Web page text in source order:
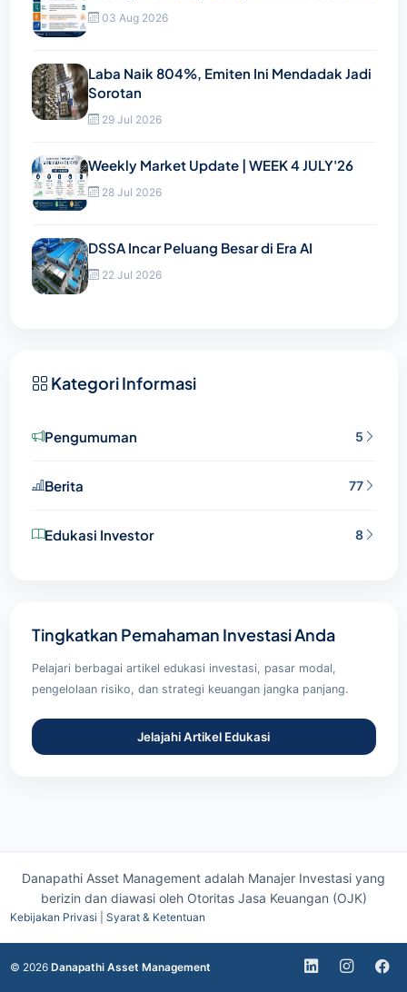
03 Aug 2026
Laba Naik 804%, Emiten Ini Mendadak Jadi
Sorotan
29 Jul 2026
Weekly Market Update | WEEK 4 JULY'26
28 Jul 2026
DSSA Incar Peluang Besar di Era AI
22 Jul 2026
Kategori Informasi
Pengumuman 5
Berita 77
Edukasi Investor 8
Tingkatkan Pemahaman Investasi Anda
Pelajari berbagai artikel edukasi investasi, pasar modal,
pengelolaan risiko, dan strategi keuangan jangka panjang.
Jelajahi Artikel Edukasi
Danapathi Asset Management adalah Manajer Investasi yang
berizin dan diawasi oleh Otoritas Jasa Keuangan (OJK)
Kebijakan Privasi Syarat & Ketentuan
© 2026 Danapathi Asset Management